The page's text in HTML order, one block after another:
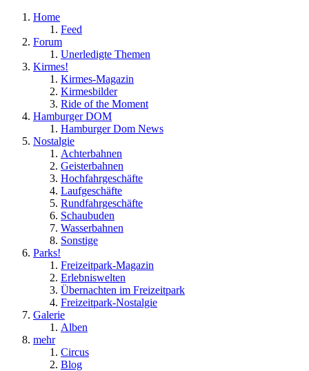
Home
Feed
Forum
Unerledigte Themen
Kirmes!
Kirmes-Magazin
Kirmesbilder
Ride of the Moment
Hamburger DOM
Hamburger Dom News
Nostalgie
Achterbahnen
Geisterbahnen
Hochfahrgeschäfte
Laufgeschäfte
Rundfahrgeschäfte
Schaubuden
Wasserbahnen
Sonstige
Parks!
Freizeitpark-Magazin
Erlebniswelten
Übernachten im Freizeitpark
Freizeitpark-Nostalgie
Galerie
Alben
mehr
Circus
Blog